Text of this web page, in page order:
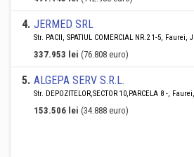
4. JERMED SRL
Str. PACII, SPATIUL COMERCIAL NR.2 1-5, Faurei,
337.953 lei (76.808 euro)
5. ALGEPA SERV S.R.L.
Str. DEPOZITELOR,SECTOR 10,PARCELA 8 -,
153.506 lei (34.888 euro)